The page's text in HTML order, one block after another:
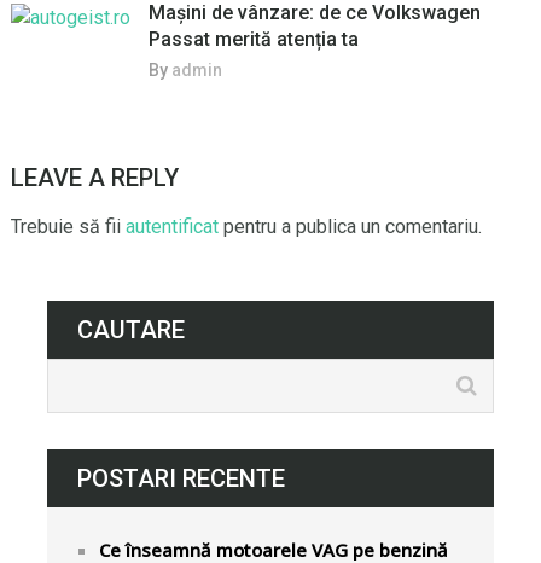
Mașini de vânzare: de ce Volkswagen
Passat merită atenția ta
By admin
LEAVE A REPLY
Trebuie să fii autentificatpentru a publica un comentariu.
CAUTARE
POSTARI RECENTE
Ce înseamnă motoarele VAG pe benzină